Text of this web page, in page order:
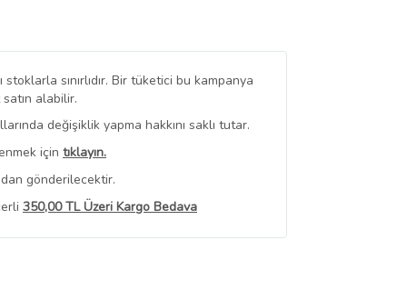
stoklarla sınırlıdır. Bir tüketici bu kampanya
alabilir.
değişiklik yapma hakkını saklı tutar.
için tıklayın.
gönderilecektir.
350,00 TL Üzeri Kargo Bedava